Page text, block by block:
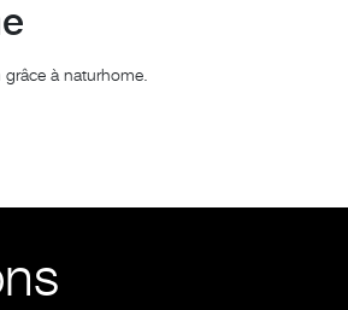
à naturhome.